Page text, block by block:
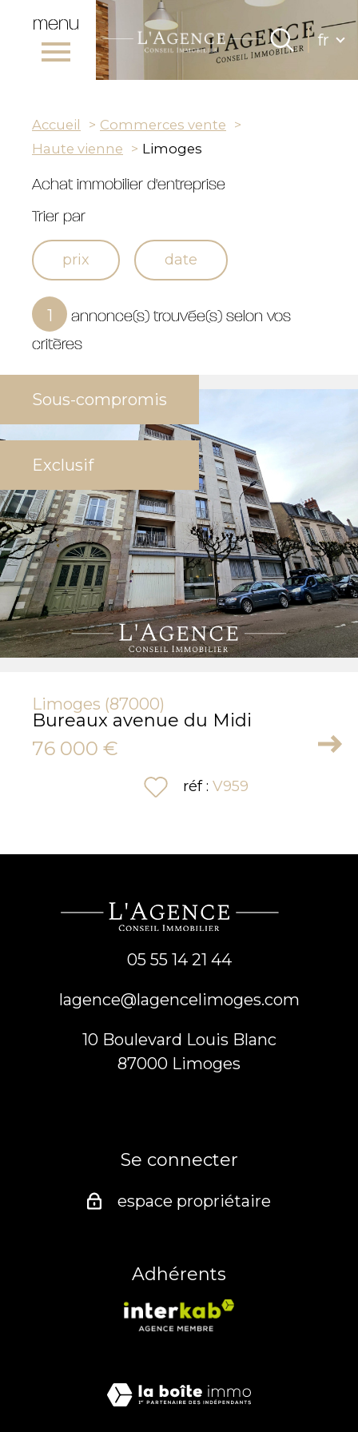
menu
fr
Accueil 0 Langue
fr
Accueil
Commerces vente
Haute vienne
Limoges
Achat immobilier d'entreprise
Trier par
prix date
1
annonce(s) trouvée(s) selon vos
critères
Sous-compromis
Exclusif
Limoges (87000)
Bureaux avenue du Midi
76 000 €
réf :V959
05 55 14 21 44
lagence@lagencelimoges.com
10 Boulevard Louis Blanc
87000
limoges
Se connecter
espace propriétaire
Adhérents